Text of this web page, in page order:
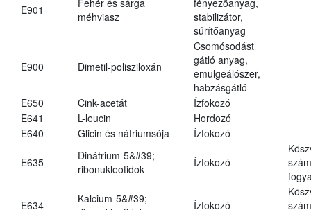
E901
méhviasz
stabilizátor,
sűrítőanyag
E900 Dimetil-polisziloxán
Csomósodást
gátló anyag,
emulgeálószer,
habzásgátló
E650
Cink-acetát
Ízfokozó
E641
L-leucin
Hordozó
E640
Glicin és nátriumsója Ízfokozó
E635
Dinátrium-5&#39;-
ribonukleotidok
Ízfokozó
E634
Kalcium-5&#39;-
Ízfokozó